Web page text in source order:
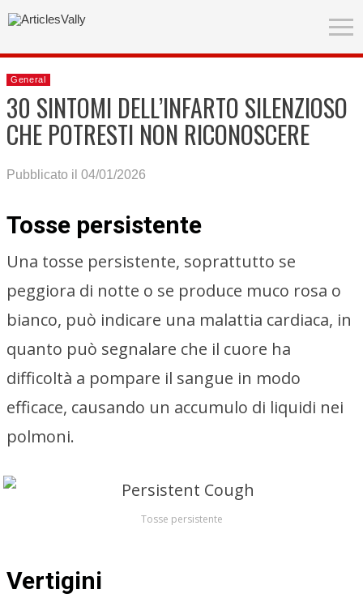
General
30 SINTOMI DELL’INFARTO SILENZIOSO
CHE POTRESTI NON RICONOSCERE
Pubblicato il 04/01/2026
Tosse persistente
Una tosse persistente, soprattutto se
peggiora di notte o se produce muco rosa o
bianco, può indicare una malattia cardiaca, in
quanto può segnalare che il cuore ha
difficoltà a pompare il sangue in modo
efficace, causando un accumulo di liquidi nei
polmoni.
Tosse persistente
Vertigini